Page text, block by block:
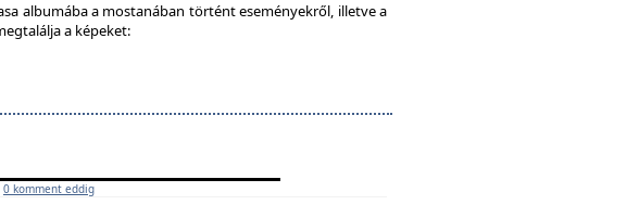
albumába a mostanában történt eseményekről, illetve a
a képeket:
0 komment eddig